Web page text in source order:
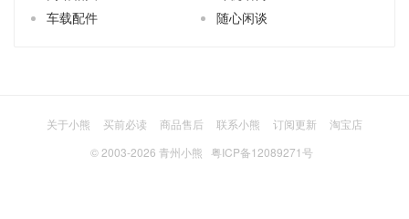
车载配件
随心闲谈
关于小熊 买前必读 商品售后 联系小熊 订阅更新
淘宝店
© 2003-2026 青州小熊 粤ICP备12089271号